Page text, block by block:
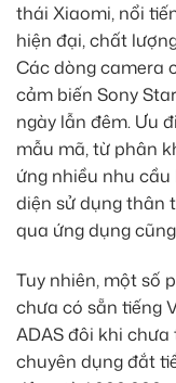
thái Xiaomi, nổi
hiện đại, chất
Các dòng camera
cảm biến Sony
ngày lẫn đêm. Ưu
mẫu mã, từ phân
ứng nhiều nhu
diện sử dụng thân
qua ứng dụng
Tuy nhiên, một số
chưa có sẵn tiếng
ADAS đôi khi
chuyên dụng đắt